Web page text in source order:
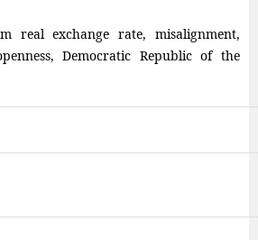
real exchange rate, misalignment,
Democratic Republic of the